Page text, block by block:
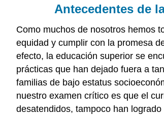
Antecedentes de
Como muchos de nosotros hemos
equidad y cumplir con la promesa
efecto, la educación superior se
prácticas que han dejado fuera a
familias de bajo estatus
nuestro examen crítico es que el
desatendidos, tampoco han